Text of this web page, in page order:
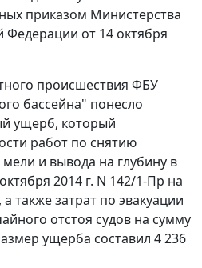
приказом Министерства
Федерации от 14 октября
происшествия ФБУ
бассейна" понесло
ущерб, который
работ по снятию
и вывода на глубину в
2014 г. N 142/1-Пр на
также затрат по эвакуации
отстоя судов на сумму
ущерба составил 4 236